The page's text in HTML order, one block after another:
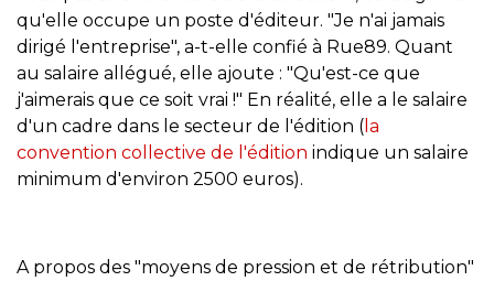
qu'elle occupe un poste d'éditeur. "Je n'ai jamais
dirigé l'entreprise", a-t-elle confié à Rue89. Quant
au salaire allégué, elle ajoute : "Qu'est-ce que
j'aimerais que ce soit vrai !" En réalité, elle a le salaire
d'un cadre dans le secteur de l'édition ( la
convention collective de l'édition indique un salaire
minimum d'environ 2500 euros).
A propos des "moyens de pression et de rétribution"